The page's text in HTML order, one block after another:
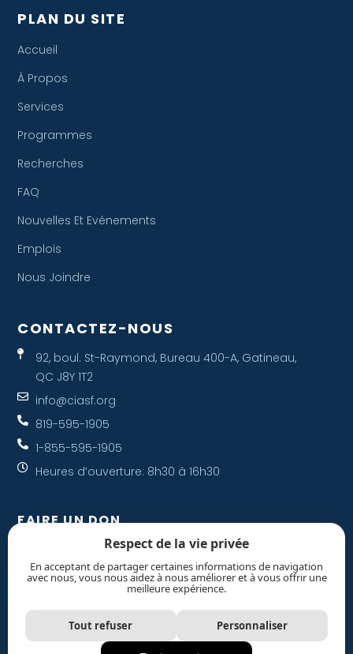
PLAN DU SITE
Accueil
À Propos
Services
Programmes
Recherches
FAQ
Nouvelles Et Evénements
Emplois
Nous Joindre
CONTACTEZ-NOUS
92, boul. St-Raymond, Bureau 400-A, Gatineau,
QC J8Y 1T2
info@ciasf.org
819-595-1905
1-855-595-1905
Heures d’ouverture: 8h30 à 16h30
FAIRE UN DON
Votre don accompagne une famille.
Je donne maintenant
Respect de la vie privée
En acceptant de partager certaines informations de navigation
avec nous, vous nous aidez à nous améliorer et à vous offrir une
meilleure expérience.
Tout refuser Personnaliser